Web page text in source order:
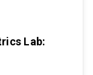
Lab: